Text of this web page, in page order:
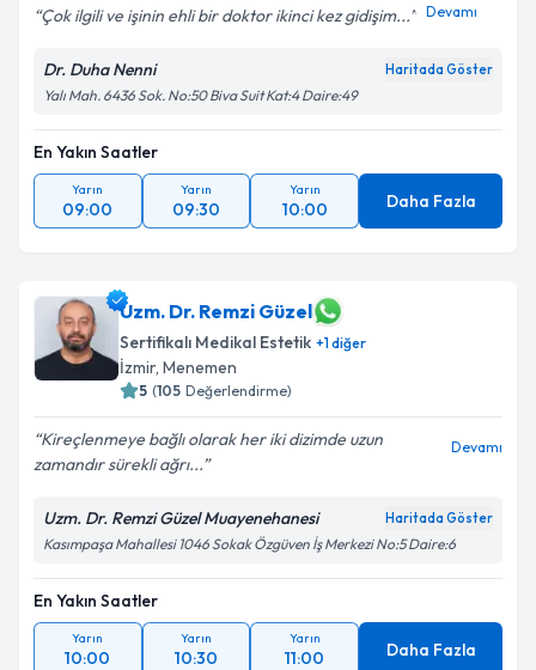
Çok ilgili ve işinin ehli bir doktor ikinci kez gidişim... Devamı
Dr. Duha Nenni Haritada Göster
Yalı Mah. 6436 Sok. No:50 Biva Suit Kat:4 Daire:49
En Yakın Saatler
Yarın
09:00
Yarın
09:30
Yarın
10:00 Daha Fazla
Uzm. Dr. Remzi Güzel
Sertifikalı Medikal Estetik +1diğer
İzmir, Menemen
5 (105 Değerlendirme)
Kireçlenmeye bağlı olarak her iki dizimde uzun
zamandır sürekli ağrı...
Devamı
Uzm. Dr. Remzi Güzel Muayenehanesi Haritada Göster
Kasımpaşa Mahallesi 1046 Sokak Özgüven İş Merkezi No:5 Daire:6
En Yakın Saatler
Yarın
10:00
Yarın
10:30
Yarın
11:00 Daha Fazla